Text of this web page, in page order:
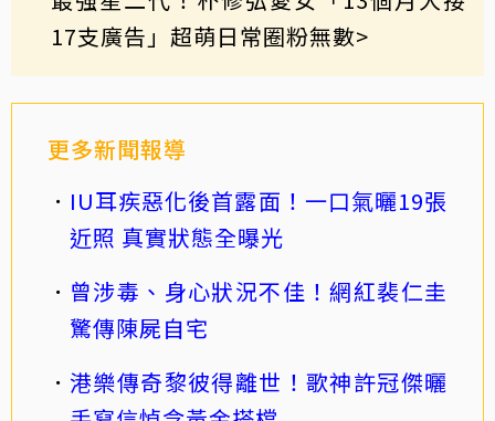
17支廣告」超萌日常圈粉無數>
更多新聞報導
IU耳疾惡化後首露面！一口氣曬19張
近照 真實狀態全曝光
曾涉毒、身心狀況不佳！網紅裴仁圭
驚傳陳屍自宅
港樂傳奇黎彼得離世！歌神許冠傑曬